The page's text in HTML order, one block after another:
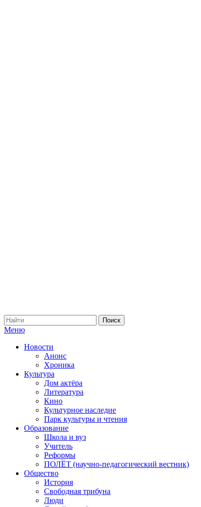
Меню
Новости
Анонс
Хроника
Культура
Дом актёра
Литература
Кино
Культурное наследие
Парк культуры и чтения
Образование
Школа и вуз
Учитель
Реформы
ПОЛЁТ (научно-педагогический вестник)
Общество
История
Свободная трибуна
Люди